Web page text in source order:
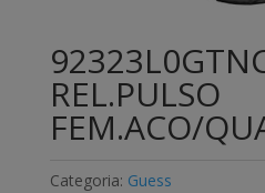
REL.PULSO
FEM.ACO/
Categoria: Guess